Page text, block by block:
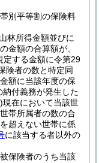
別平等割の保険料
林所得金額並びに
金額の合算額が、
定する金額に令第29
険者の数と特定同
額に当該年度の保
付義務が発生した
現在において当該世
帯所属者の数の合
超えない世帯に係
に該当する者以外の
保険者のうち当該